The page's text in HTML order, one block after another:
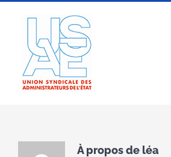
contenu
À propos de léa